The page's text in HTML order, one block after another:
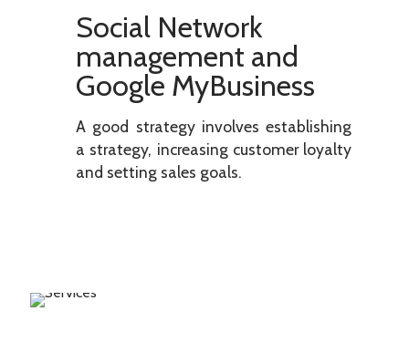
Social Network
management and
Google MyBusiness
A good strategy involves establishing
a strategy, increasing customer loyalty
and setting sales goals.